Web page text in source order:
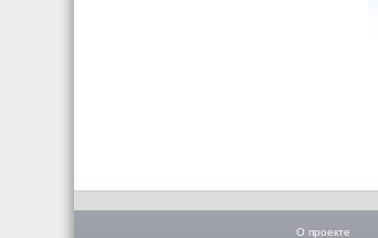
О проекте